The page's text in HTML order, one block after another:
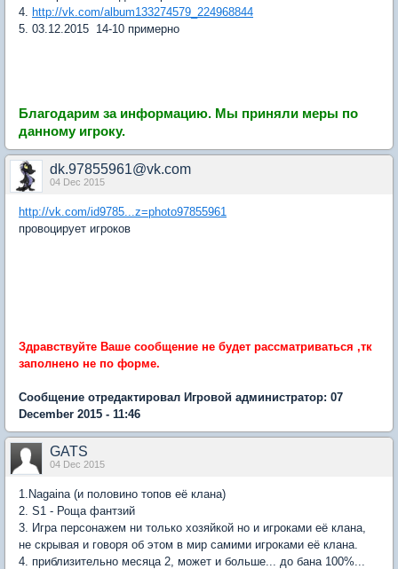
4. http://vk.com/album133274579_224968844
5. 03.12.2015 14-10 примерно
Благодарим за информацию. Мы приняли меры по
данному игроку.
dk.97855961@vk.com
04 Dec 2015
http://vk.com/id9785...z=photo97855961
провоцирует игроков
Здравствуйте Ваше сообщение не будет рассматриваться ,тк
заполнено не по форме.
Сообщение отредактировал Игровой администратор: 07
December 2015 - 11:46
GATS
04 Dec 2015
1.Nagaina (и половино топов её клана)
2. S1 - Роща фантзий
3. Игра персонажем ни только хозяйкой но и игроками её клана,
не скрывая и говоря об этом в мир самими игроками её клана.
4. приблизительно месяца 2, может и больше... до бана 100%...